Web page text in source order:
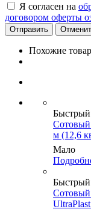
Я согласен на
договором оферты
Похожие
Сотовый
м (12,6
Мало
Сотовый